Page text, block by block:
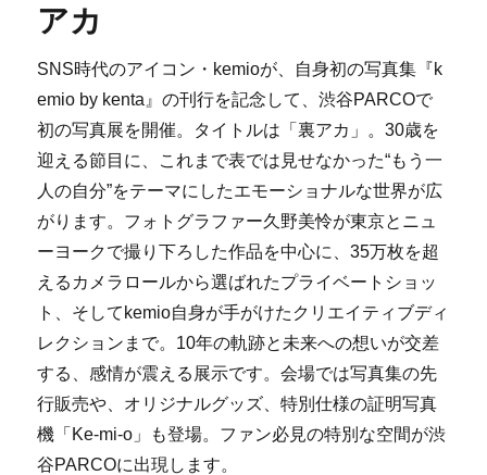
アカ
SNS時代のアイコン・kemioが、自身初の写真集『k
emio by kenta』の刊行を記念して、渋谷PARCOで
初の写真展を開催。タイトルは「裏アカ」。30歳を
迎える節目に、これまで表では見せなかった“もう一
人の自分”をテーマにしたエモーショナルな世界が広
がります。フォトグラファー久野美怜が東京とニュ
ーヨークで撮り下ろした作品を中心に、35万枚を超
えるカメラロールから選ばれたプライベートショッ
ト、そしてkemio自身が手がけたクリエイティブディ
レクションまで。10年の軌跡と未来への想いが交差
する、感情が震える展示です。会場では写真集の先
行販売や、オリジナルグッズ、特別仕様の証明写真
機「Ke-mi-o」も登場。ファン必見の特別な空間が渋
谷PARCOに出現します。